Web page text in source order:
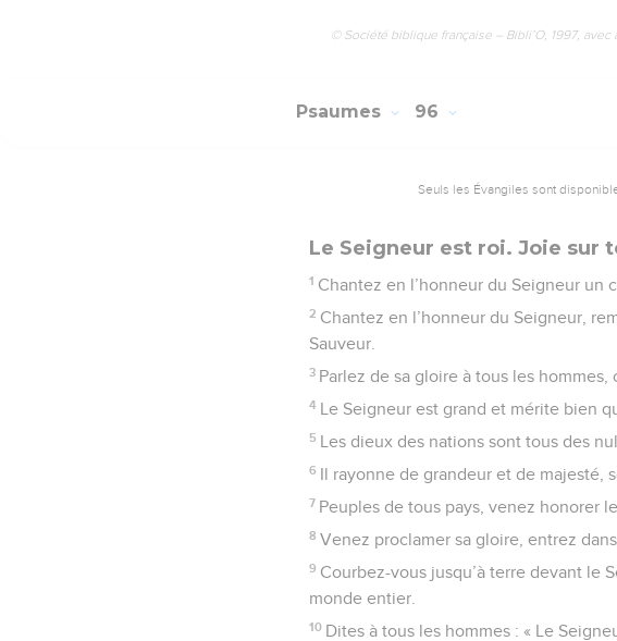
© Société biblique française – Bibli’O, 1997,
Psaumes 96
Seuls les Évangiles sont
Le Seigneur est roi. Joie sur
1 Chantez en l’honneur du Seigneur un
2 Chantez en l’honneur du Seigneur,
Sauveur.
3 Parlez de sa gloire à tous les
4 Le Seigneur est grand et mérite bien
5 Les dieux des nations sont tous des
6 Il rayonne de grandeur et de majesté,
7 Peuples de tous pays, venez honorer
8 Venez proclamer sa gloire, entrez
9 Courbez-vous jusqu’à terre devant le
monde entier.
10 Dites à tous les hommes : « Le